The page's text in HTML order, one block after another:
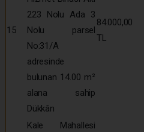
15
223 Nolu Ada 3
Nolu parsel
No:31/A
adresinde
bulunan 14.00 m²
alana sahip
Dükkân
84.000,00
TL
Kale Mahallesi